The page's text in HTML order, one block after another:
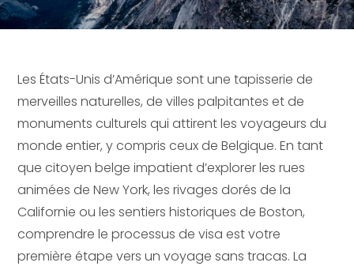
Les États-Unis d’Amérique sont une tapisserie de
merveilles naturelles, de villes palpitantes et de
monuments culturels qui attirent les voyageurs du
monde entier, y compris ceux de Belgique. En tant
que citoyen belge impatient d’explorer les rues
animées de New York, les rivages dorés de la
Californie ou les sentiers historiques de Boston,
comprendre le processus de visa est votre
première étape vers un voyage sans tracas. La